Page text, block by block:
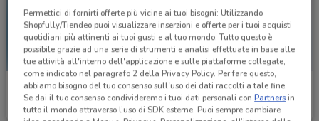
Fervi
Scade il 31/12 749 m
Fervi
Scade il 31/12
Permettici di fornirti offerte più vicine ai tuoi bisogni: Utilizzando
Shopfully/Tiendeo puoi visualizzare inserzioni e offerte per i tuoi acquisti
quotidiani più attinenti ai tuoi gusti e al tuo mondo. Tutto questo è
possibile grazie ad una serie di strumenti e analisi effettuate in base alle
tue attività all'interno dell'applicazione e sulle piattaforme collegate,
come indicato nel paragrafo 2 della Privacy Policy. Per fare questo,
abbiamo bisogno del tuo consenso sull'uso dei dati raccolti a tale fine.
Se dai il tuo consenso condivideremo i tuoi dati personali conPartnersin
tutto il mondo attraverso l’uso di SDK esterne. Puoi sempre cambiare